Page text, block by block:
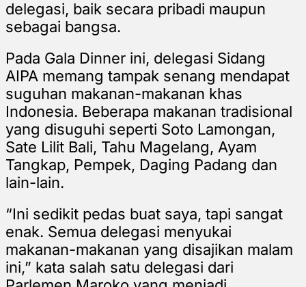
delegasi, baik secara pribadi maupun
sebagai bangsa.
Pada Gala Dinner ini, delegasi Sidang
AIPA memang tampak senang mendapat
suguhan makanan-makanan khas
Indonesia. Beberapa makanan tradisional
yang disuguhi seperti Soto Lamongan,
Sate Lilit Bali, Tahu Magelang, Ayam
Tangkap, Pempek, Daging Padang dan
lain-lain.
“Ini sedikit pedas buat saya, tapi sangat
enak. Semua delegasi menyukai
makanan-makanan yang disajikan malam
ini,” kata salah satu delegasi dari